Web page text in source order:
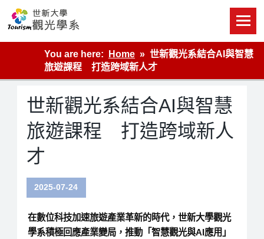
content
世新大學觀光學系網站
You are here:
Home
世新觀光系結合AI與智慧
旅遊課程 打造跨域新人才
世新觀光系結合AI與智慧
旅遊課程 打造跨域新人
才
2025-07-24
在數位科技加速旅遊產業革新的時代，世新大學觀光
學系積極回應產業變局，推動「智慧觀光與AI應用」